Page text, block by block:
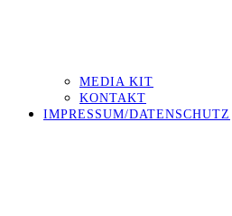
MEDIA KIT
KONTAKT
IMPRESSUM/DATENSCHUTZ